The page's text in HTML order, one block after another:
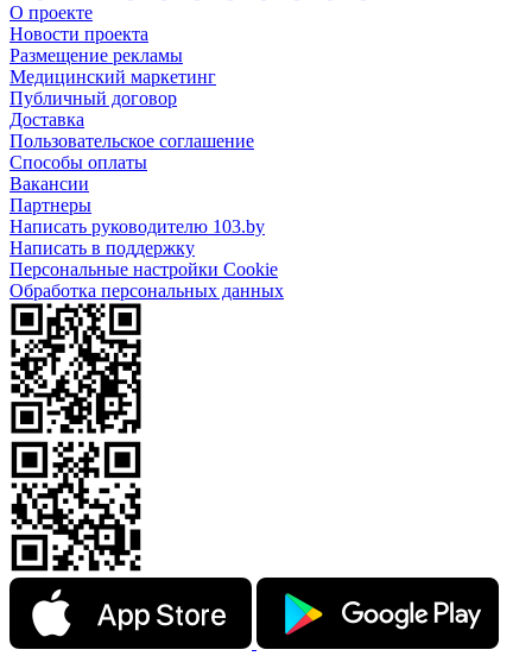
О проекте
Новости проекта
Размещение рекламы
Медицинский маркетинг
Публичный договор
Доставка
Пользовательское соглашение
Способы оплаты
Вакансии
Партнеры
Написать руководителю 103.by
Написать в поддержку
Персональные настройки Cookie
Обработка персональных данных